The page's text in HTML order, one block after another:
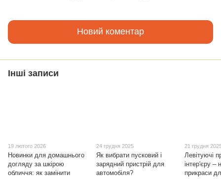
Новий коментар
Інші записи
19 лютого 2026
Новинки для домашнього
догляду за шкірою
обличчя: як замінити
24 грудня 2025
Як вибрати пусковий і
зарядний пристрій для
автомобіля?
21 грудня
Левітуючі
інтер'єру –
прикраси